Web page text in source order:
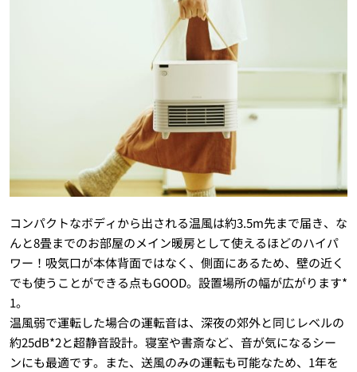
コンパクトなボディから出される温風は約3.5m先まで届き、な
んと8畳までのお部屋のメイン暖房として使えるほどのハイパ
ワー！吸気口が本体背面ではなく、側面にあるため、壁の近く
でも使うことができる点もGOOD。設置場所の幅が広がります*
1。
温風弱で運転した場合の運転音は、深夜の郊外と同じレベルの
約25dB*2と超静音設計。寝室や書斎など、音が気になるシー
ンにも最適です。また、送風のみの運転も可能なため、1年を